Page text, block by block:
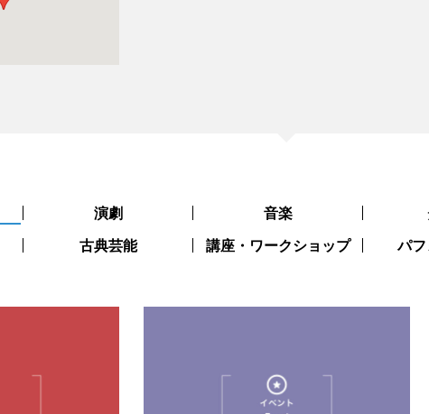
演劇 音楽
古典芸能 講座・ワークショップ パ